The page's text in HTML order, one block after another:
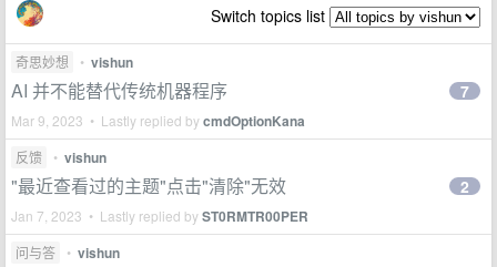
Switch topics list
奇思妙想 • vishun
AI 并不能替代传统机器程序
Mar 9, 2023 • Lastly replied bycmdOptionKana
7
反馈 • vishun
"最近查看过的主题"点击"清除"无效
Jan 7, 2023 • Lastly replied byST0RMTR00PER
2
问与答 • vishun